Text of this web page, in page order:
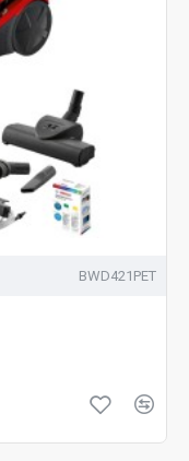
BWD421PET